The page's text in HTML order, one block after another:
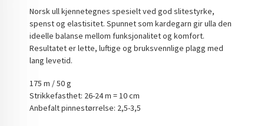
Norsk ull kjennetegnes spesielt ved god slitestyrke,
spenst og elastisitet. Spunnet som kardegarn gir ulla den
ideelle balanse mellom funksjonalitet og komfort.
Resultatet er lette, luftige og bruksvennlige plagg med
lang levetid.
175 m / 50 g
Strikkefasthet: 26-24 m = 10 cm
Anbefalt pinnestørrelse: 2,5-3,5